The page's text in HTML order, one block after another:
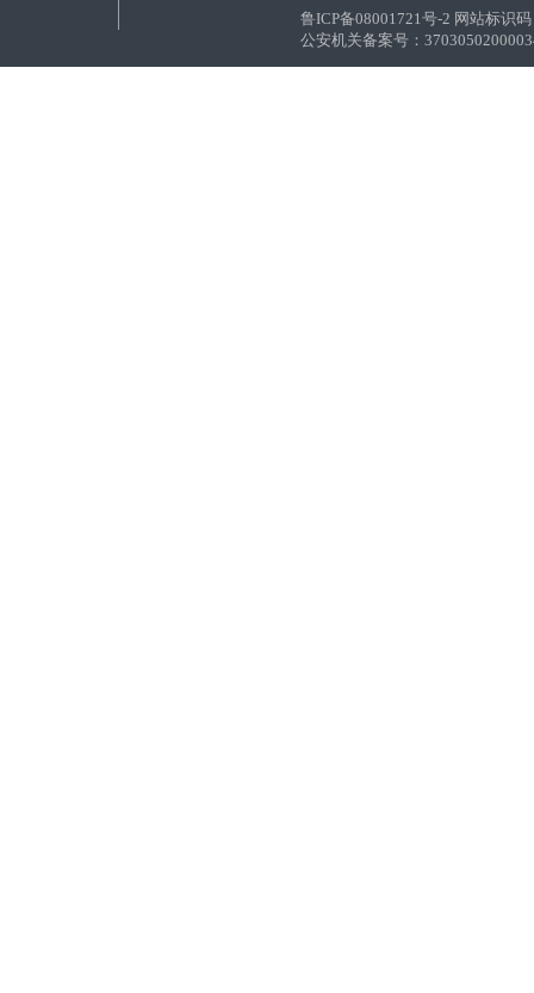
鲁ICP备08001721号-2 网站标识
公安机关备案号：